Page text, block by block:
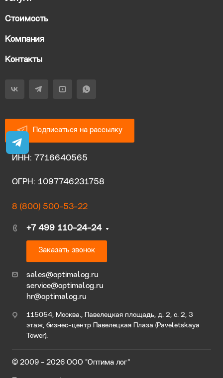
Стоимость
Компания
Контакты
Подписаться на рассылку
ИНН: 7716640565
ОГРН: 1097746231758
8 (800) 500-53-22
+7 499 110-24-24
Заказать звонок
sales@optimalog.ru
service@optimalog.ru
hr@optimalog.ru
115054, Москва., Павелецкая площадь, д. 2, с. 2, 3
этаж, бизнес-центр Павелецкая Плаза (Paveletskaya
Tower).
© 2009 - 2026 ООО "Оптима лог"